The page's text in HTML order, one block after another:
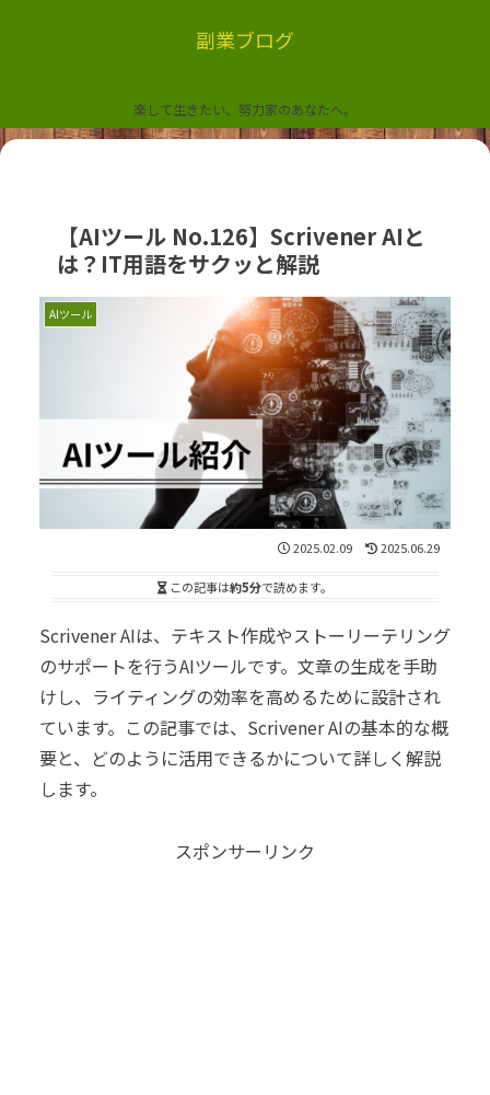
副業ブログ
楽して生きたい、努力家のあなたへ。
【AIツール No.126】Scrivener AIと
は？IT用語をサクッと解説
AIツール
2025.02.09 2025.06.29
この記事は約5分で読めます。
Scrivener AIは、テキスト作成やストーリーテリング
のサポートを行うAIツールです。文章の生成を手助
けし、ライティングの効率を高めるために設計され
ています。この記事では、Scrivener AIの基本的な概
要と、どのように活用できるかについて詳しく解説
します。
スポンサーリンク